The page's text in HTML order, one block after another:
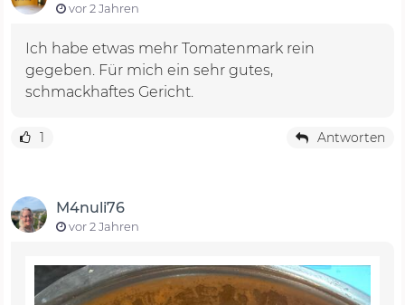
vor 2 Jahren
Ich habe etwas mehr Tomatenmark rein
gegeben. Für mich ein sehr gutes,
schmackhaftes Gericht.
1 Antworten
M4nuli76
vor 2 Jahren